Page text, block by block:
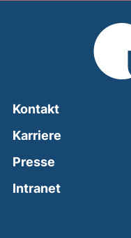
Kontakt
Karriere
Presse
Intranet(external